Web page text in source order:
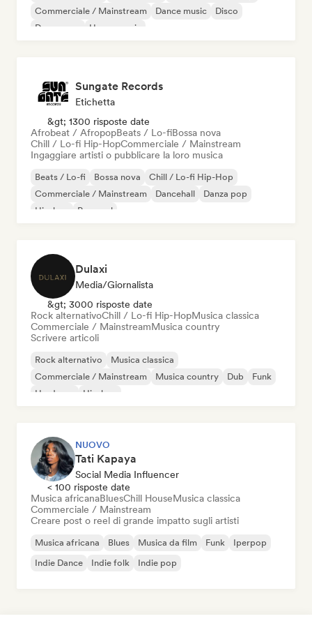
Commerciale / Mainstream
Dance music
Disco
Dream pop
House music
Sungate Records
Etichetta
&gt; 1300 risposte date
Afrobeat / AfropopBeats / Lo-fiBossa nova
Chill / Lo-fi Hip-HopCommerciale / Mainstream
Ingaggiare artisti o pubblicare la loro musica
Beats / Lo-fi Bossa nova
Chill / Lo-fi Hip-Hop
Commerciale / Mainstream
Dancehall
Danza pop
Hip-hop
Pop soul
Dulaxi
Media/Giornalista
&gt; 3000 risposte date
Rock alternativoChill / Lo-fi Hip-HopMusica classica
Commerciale / MainstreamMusica country
Scrivere articoli
Rock alternativo
Musica classica
Commerciale / Mainstream
Musica country Dub
Funk
Hardcore
Hip-hop
NUOVO
Tati Kapaya
Social Media Influencer
< 100 risposte date
Musica africanaBluesChill HouseMusica classica
Commerciale / Mainstream
Creare post o reel di grande impatto sugli artisti
Musica africana Blues Musica da film Funk
Iperpop
Indie Dance
Indie folk Indie pop